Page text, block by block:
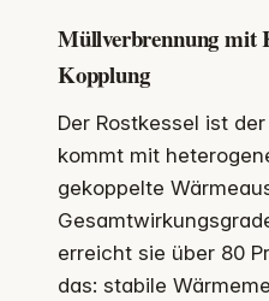
Müllverbrennung mit
Kopplung
Der Rostkessel ist
kommt mit
gekoppelte
erreicht sie über 80
das: stabile